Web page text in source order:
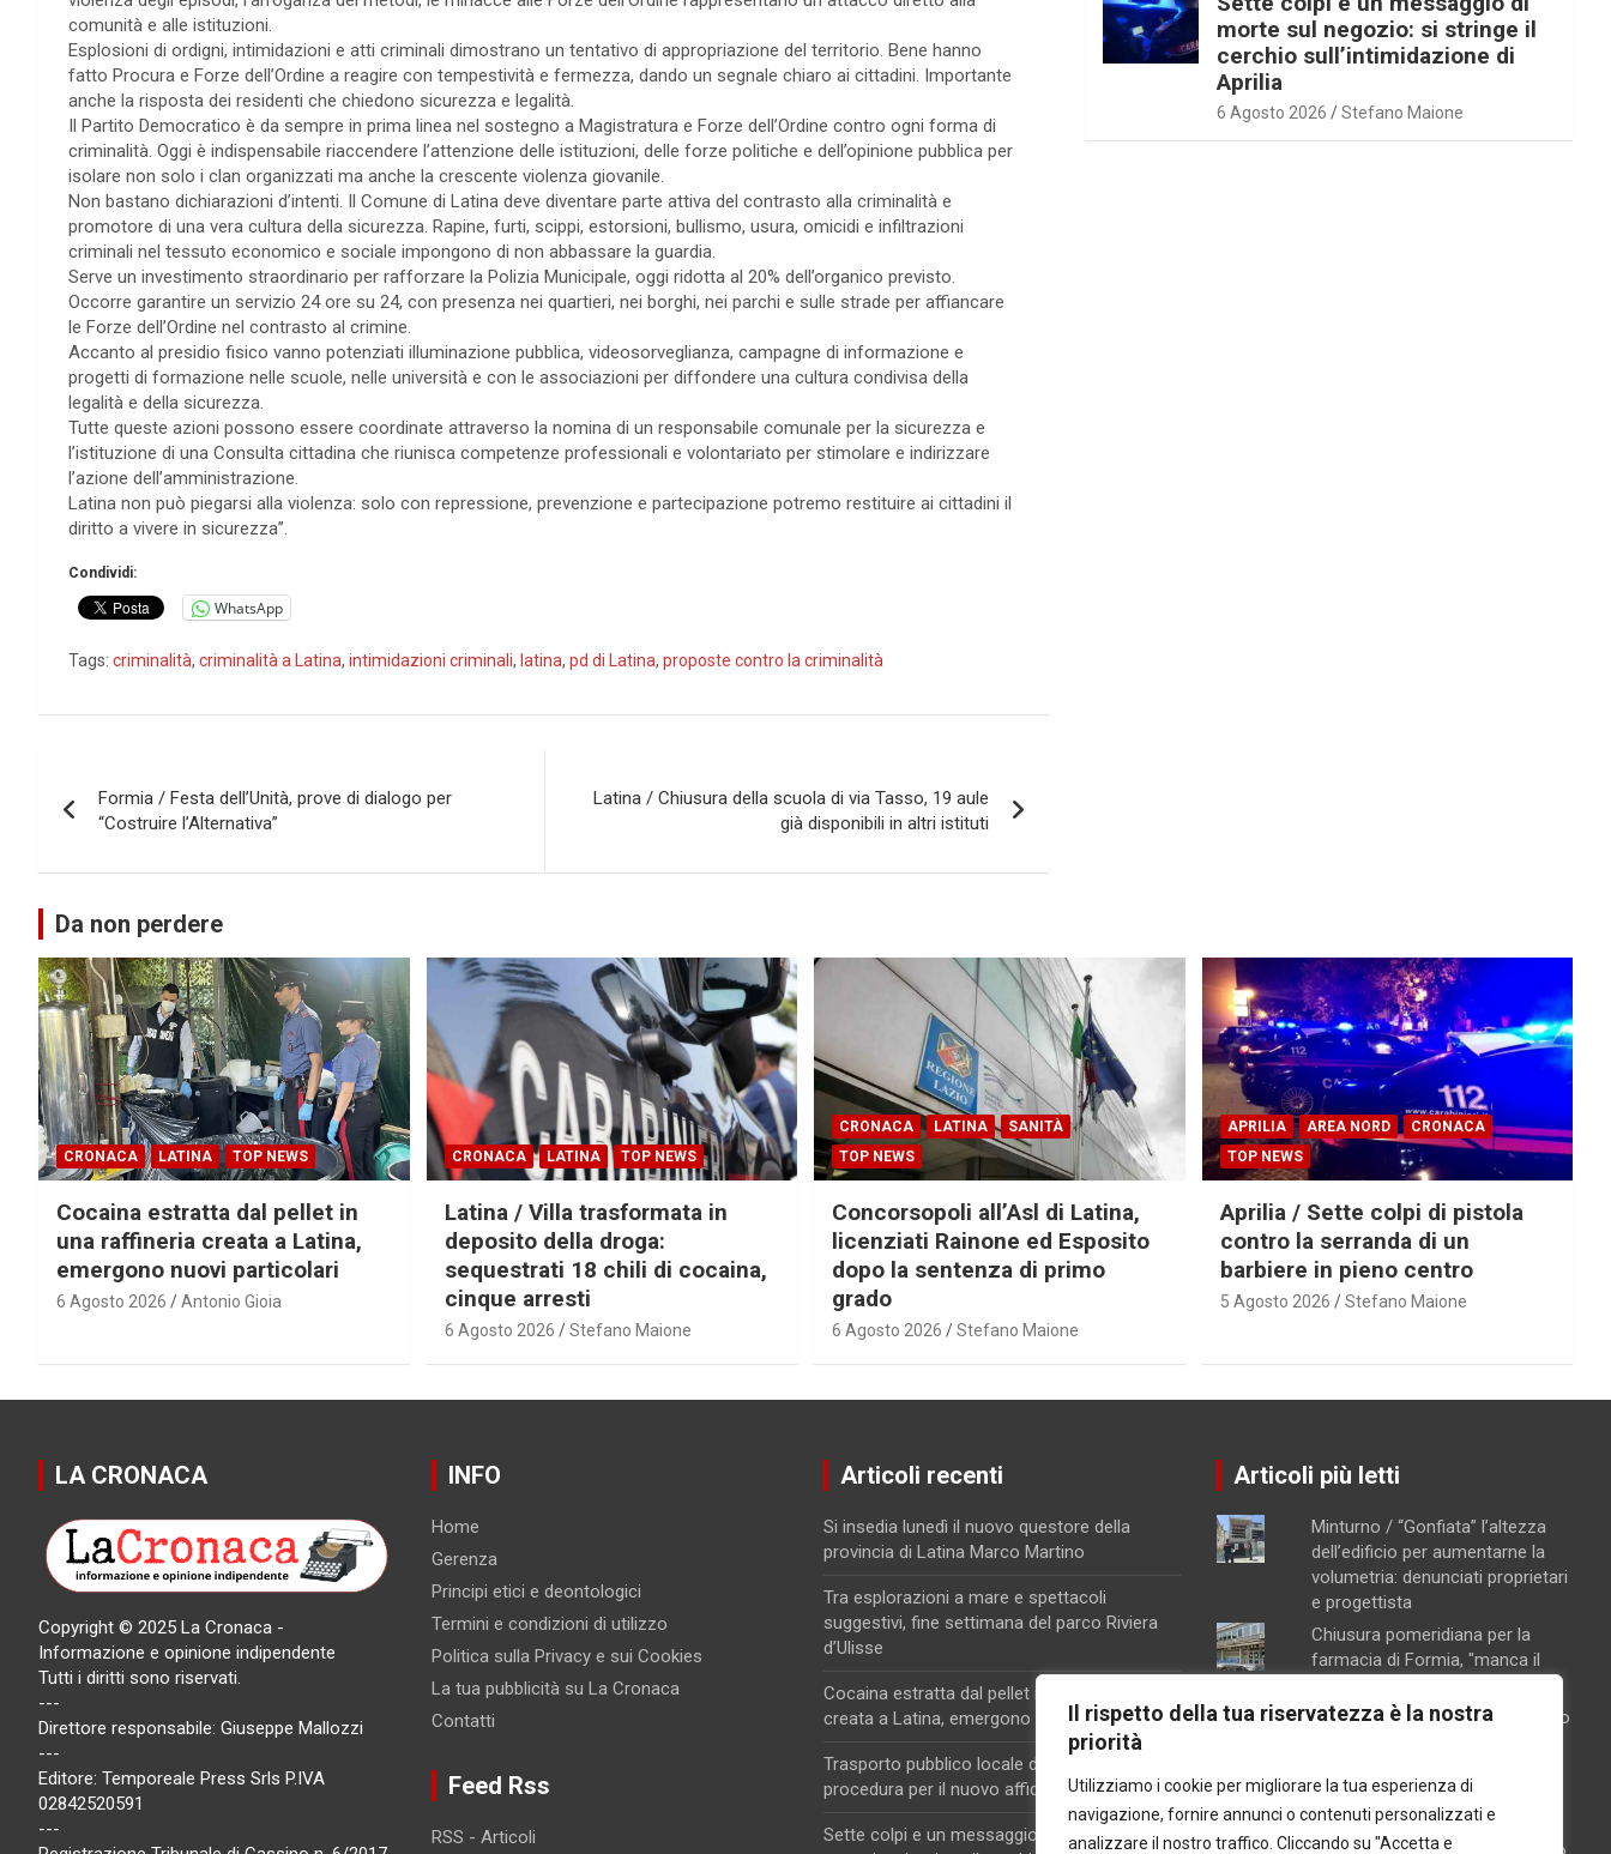
Il rispetto della tua riservatezza è la nostra
priorità
Utilizziamo i cookie per migliorare la tua esperienza di
navigazione, fornire annunci o contenuti personalizzati e
analizzare il nostro traffico. Cliccando su "Accetta e
comunità e alle istituzioni.
Esplosioni di ordigni, intimidazioni e atti criminali dimostrano un tentativo di appropriazione del territorio. Bene hanno
fatto Procura e Forze dell’Ordine a reagire con tempestività e fermezza, dando un segnale chiaro ai cittadini. Importante
anche la risposta dei residenti che chiedono sicurezza e legalità.
Il Partito Democratico è da sempre in prima linea nel sostegno a Magistratura e Forze dell’Ordine contro ogni forma di
criminalità. Oggi è indispensabile riaccendere l’attenzione delle istituzioni, delle forze politiche e dell’opinione pubblica per
isolare non solo i clan organizzati ma anche la crescente violenza giovanile.
Non bastano dichiarazioni d’intenti. Il Comune di Latina deve diventare parte attiva del contrasto alla criminalità e
promotore di una vera cultura della sicurezza. Rapine, furti, scippi, estorsioni, bullismo, usura, omicidi e infiltrazioni
criminali nel tessuto economico e sociale impongono di non abbassare la guardia.
Serve un investimento straordinario per rafforzare la Polizia Municipale, oggi ridotta al 20% dell’organico previsto.
Occorre garantire un servizio 24 ore su 24, con presenza nei quartieri, nei borghi, nei parchi e sulle strade per affiancare
le Forze dell’Ordine nel contrasto al crimine.
Accanto al presidio fisico vanno potenziati illuminazione pubblica, videosorveglianza, campagne di informazione e
progetti di formazione nelle scuole, nelle università e con le associazioni per diffondere una cultura condivisa della
legalità e della sicurezza.
Tutte queste azioni possono essere coordinate attraverso la nomina di un responsabile comunale per la sicurezza e
l’istituzione di una Consulta cittadina che riunisca competenze professionali e volontariato per stimolare e indirizzare
l’azione dell’amministrazione.
Latina non può piegarsi alla violenza: solo con repressione, prevenzione e partecipazione potremo restituire ai cittadini il
diritto a vivere in sicurezza”.
Condividi:
WhatsApp
Tags: criminalità, criminalità a Latina, intimidazioni criminali, latina, pd di Latina, proposte contro la criminalità
articoli
Formia / Festa dell’Unità, prove di dialogo per
“Costruire l’Alternativa”
Latina / Chiusura della scuola di via Tasso, 19 aule
già disponibili in altri istituti
morte sul negozio: si stringe il
cerchio sull’intimidazione di
Aprilia
6 Agosto 2026 Stefano Maione
Da non perdere
CRONACA LATINA TOP NEWS
Cocaina estratta dal pellet in
una raffineria creata a Latina,
emergono nuovi particolari
6 Agosto 2026 Antonio Gioia
CRONACA LATINA TOP NEWS
Latina / Villa trasformata in
deposito della droga:
sequestrati 18 chili di cocaina,
cinque arresti
6 Agosto 2026 Stefano Maione
CRONACA LATINA
SANITÀ
TOP NEWS
Concorsopoli all’Asl di Latina,
licenziati Rainone ed Esposito
dopo la sentenza di primo
grado
6 Agosto 2026 Stefano Maione
APRILIA AREA NORD
CRONACA
TOP NEWS
Aprilia / Sette colpi di pistola
contro la serranda di un
barbiere in pieno centro
5 Agosto 2026 Stefano Maione
LA CRONACA
Copyright © 2025 La Cronaca -
Informazione e opinione indipendente
Tutti i diritti sono riservati.
---
Direttore responsabile: Giuseppe Mallozzi
---
Editore: Temporeale Press Srls P.IVA
02842520591
---
INFO
Home
Gerenza
Principi etici e deontologici
Termini e condizioni di utilizzo
Politica sulla Privacy e sui Cookies
La tua pubblicità su La Cronaca
Contatti
Feed Rss
RSS - Articoli
Articoli recenti
Si insedia lunedì il nuovo questore della
provincia di Latina Marco Martino
Tra esplorazioni a mare e spettacoli
suggestivi, fine settimana del parco Riviera
d’Ulisse
Cocaina estratta dal pellet in una raffineria
creata a Latina, emergono nuovi particolari
Trasporto pubblico locale di Latina, attivata la
procedura per il nuovo affidamento
Sette colpi e un messaggio di morte sul
Articoli più letti
Minturno / “Gonfiata” l’altezza
dell’edificio per aumentarne la
volumetria: denunciati proprietari
e progettista
Chiusura pomeridiana per la
farmacia di Formia, "manca il
Schiuma e acqua giallastra lungo
Concorsopoli all’Asl di Latina,
licenziati Rainone ed Esposito